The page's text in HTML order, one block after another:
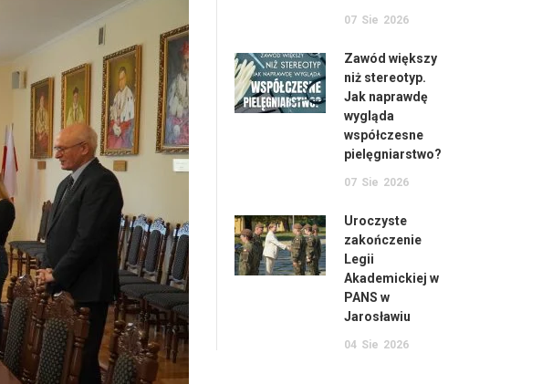
07 Sie 2026
Zawód większy
niż stereotyp.
Jak naprawdę
wygląda
współczesne
pielęgniarstwo?
07 Sie 2026
Uroczyste
zakończenie
Legii
Akademickiej w
PANS w
Jarosławiu
04 Sie 2026